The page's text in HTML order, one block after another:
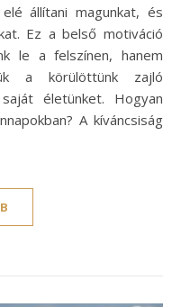
állítani magunkat, és
Ez a belső motiváció
le a felszínen, hanem
a körülöttünk zajló
életünket. Hogyan
A kíváncsiság